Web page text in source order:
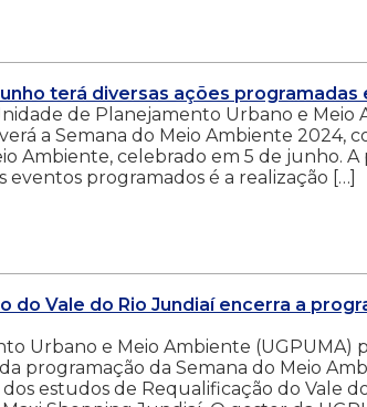
terá diversas ações programadas
de Planejamento Urbano e Meio
a Semana do Meio Ambiente 2024,
Ambiente, celebrado em 5 de junho. A
programados é a realização […]
do Vale do Rio Jundiaí encerra a
Urbano e Meio Ambiente (UGPUMA)
programação da Semana do Meio
estudos de Requalificação do Vale